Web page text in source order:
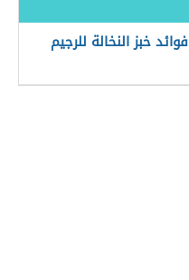
فوائد خبز النخالة للرجيم